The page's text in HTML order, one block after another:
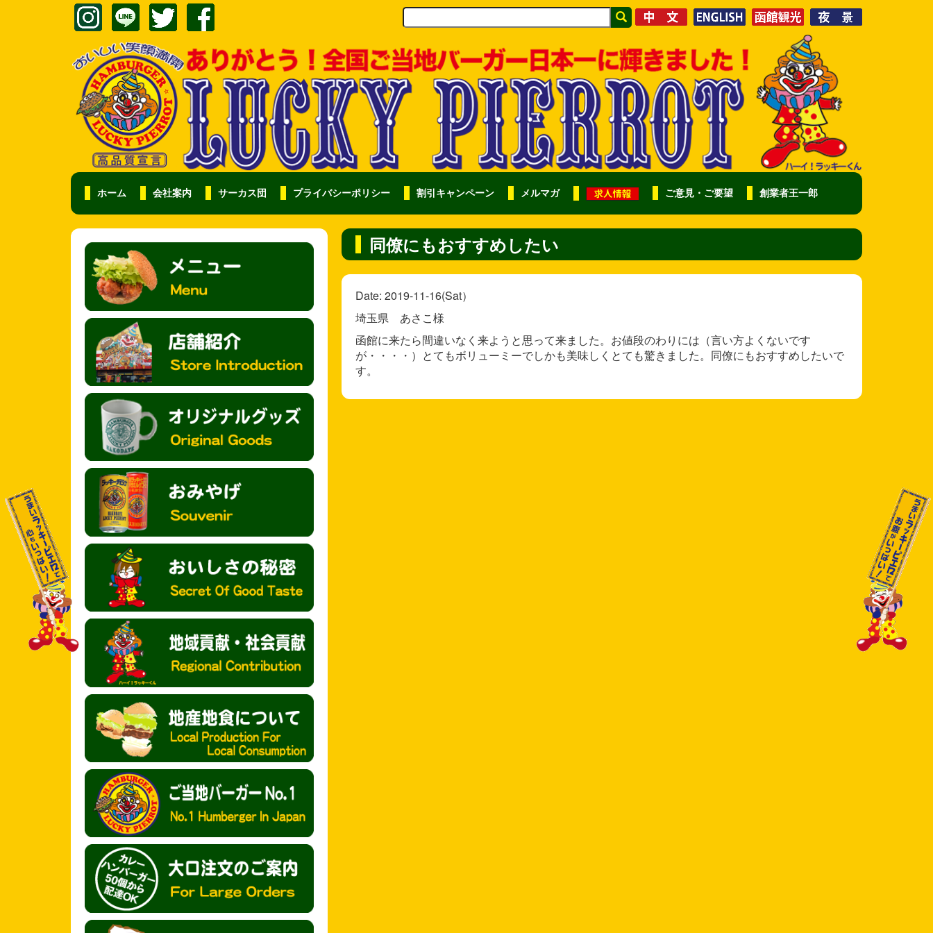
ホーム 会社案内 サーカス団 プライバシーポリシー 割引キャンペーン メルマガ ご意見・ご要望 創業者王一郎
同僚にもおすすめしたい
Date: 2019-11-16(Sat）
埼玉県 あさこ様
函館に来たら間違いなく来ようと思って来ました。お値段のわりには（言い方よくないです
が・・・・）とてもボリューミーでしかも美味しくとても驚きました。同僚にもおすすめしたいで
す。